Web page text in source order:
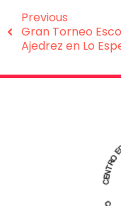
Previous
Gran Torneo
Ajedrez en Lo